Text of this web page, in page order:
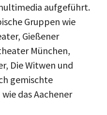
aufgeführt.
Gruppen wie
Gießener
München,
Die Witwen und
gemischte
das Aachener